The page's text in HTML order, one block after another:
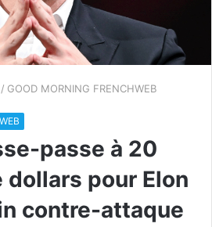
/ GOOD MORNING FRENCHWEB
passe à 20
pour Elon
contre-attaque